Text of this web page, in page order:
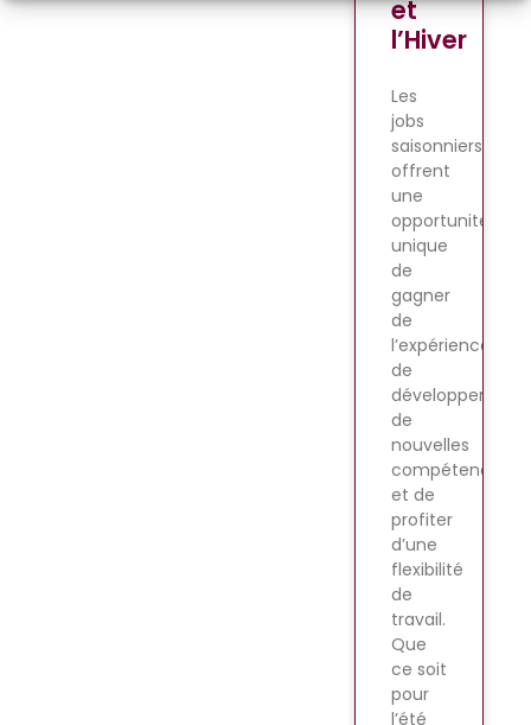
et
l’Hiver
Les
jobs
saisonniers
offrent
une
opportunité
unique
de
gagner
de
l’expérience,
de
développer
de
nouvelles
compétences
et de
profiter
d’une
flexibilité
de
travail.
Que
ce soit
pour
l’été